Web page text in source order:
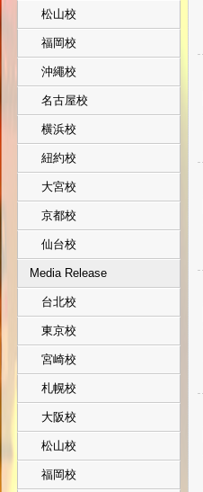
松山校
福岡校
沖繩校
名古屋校
横浜校
紐約校
大宮校
京都校
仙台校
Media Release
台北校
東京校
宮崎校
札幌校
大阪校
松山校
福岡校